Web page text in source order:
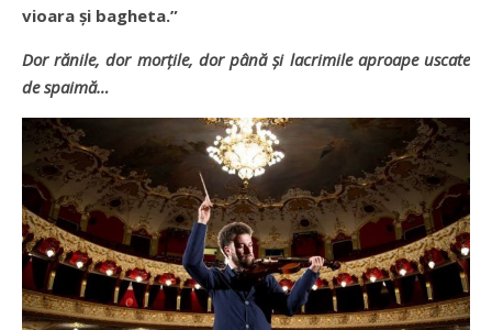
vioara și bagheta.”
Dor rănile, dor morțile, dor până și lacrimile aproape uscate
de spaimă…